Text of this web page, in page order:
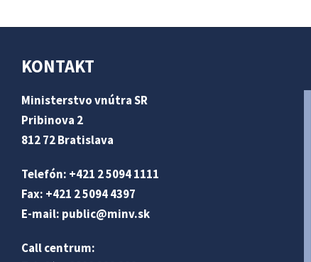
KONTAKT
Ministerstvo vnútra SR
Pribinova 2
812 72 Bratislava
Telefón: +421 2 5094 1111
Fax: +421 2 5094 4397
E-mail: public@minv.sk
Call centrum: